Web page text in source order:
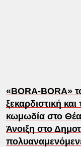
«BORA-BORA»
ξεκαρδιστική
κωμωδία στο
Άνοιξη στο